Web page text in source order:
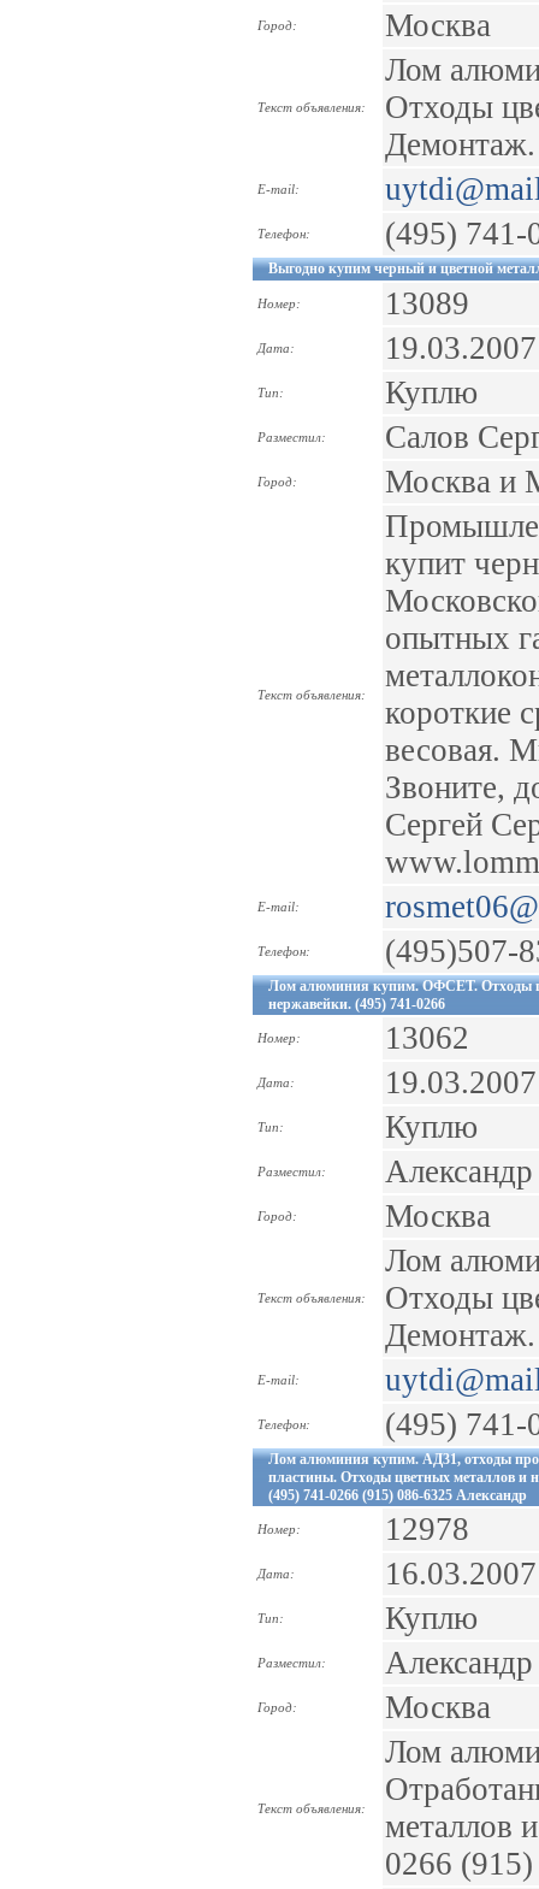
Город: Москва
Текст объявления:
Лом
Отходы
E-mail:
Телефон: (495) 741-
Выгодно купим черный и цветной
Номер: 13089
Дата: 19.03.2007
Тип: Куплю
Разместил: Салов
Город: Москва и
Текст объявления:
купит
опытных
короткие
весовая.
Звоните,
Сергей
E-mail:
Телефон: (495)507-
Лом алюминия купим. ОФСЕТ. Отходы
нержавейки. (495) 741-0266
Номер: 13062
Дата: 19.03.2007
Тип: Куплю
Разместил: Александр
Город: Москва
Текст объявления:
Лом
Отходы
E-mail:
Телефон: (495) 741-
Лом алюминия купим. АД31, отходы
пластины. Отходы цветных металлов и
(495) 741-0266 (915) 086-6325 Александр
Номер: 12978
Дата: 16.03.2007
Тип: Куплю
Разместил: Александр
Город: Москва
Текст объявления:
Лом
металлов
0266